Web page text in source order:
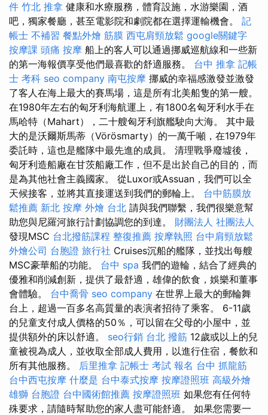
件 竹北 推拿 健康和水療服務，體育設施，水游樂園，酒
吧，獨家餐廳，甚至電影院和劇院都在選擇運輸機會。 記
帳士 不補習 餐點外燴 筋膜 西屯肩頸放鬆 google關鍵字
按摩課 頭痛 按摩 船上的客人可以通過挪威巡航線和一些新
的第一海報價享受他們最喜歡的舒適服務。 台中 推拿 記帳
士 考科 seo company 南屯按摩 挪威的幸福感激發並激發
了客人在海上最大的賽馬場，這是所有北美船隻的第一艘。
在1980年左右的匈牙利海航運上，有1800名匈牙利水手在
馬哈特（Mahart），二十艘匈牙利旗艦駛向大海。 其中最
大的是沃爾斯馬蒂（Vörösmarty）的一萬千噸，在1979年
委託時，這也是艦隊中最先進的成員。 清理戰爭廢墟後，
匈牙利造船廠在甘茨船廠工作，但不是出於自己的目的，而
是為其他社會主義國家。 從Luxor或Assuan，我們可以全
天候接客，並將其直接運送到我們的郵輪上。 台中筋膜放
鬆推薦 新北 按摩 外燴 台北 請與我們聯繫，我們很樂意幫
助您與尼羅河旅行計劃協調您的到達。 財團法人 社團法人
發現MSC 台北撥筋課程 整復推薦 按摩執照 台中肩頸放鬆
外燴公司 台胞證 旅行社 Cruises沉船的艦隊，並找出每艘
MSC豪華船的功能。 台中 spa 我們的遊輪，結合了經典的
優雅和削減創新，提供了最舒適，雄偉的飲食，娛樂和董事
會體驗。 台中喬骨 seo company 在世界上最大的郵輪舞
台上，超過一百多名高質量的表演者招待了乘客。 6-11歲
的兒童支付成人價格的50％，可以留在父母的小屋中，並
提供額外的床以舒適。 seo行銷 台北 撥筋 12歲或以上的兒
童被視為成人，並收取全部成人費用，以進行住宿，餐飲和
所有其他服務。 后里推拿 記帳士 考試 報名 台中 抓龍筋
台中西屯按摩 什麼是 台中泰式按摩 按摩證照班 高級外燴
雄獅 台胞證 台中國術館推薦 按摩證照班 如果您有任何特
殊要求，請隨時幫助您的家人盡可能舒適。 如果您需要一